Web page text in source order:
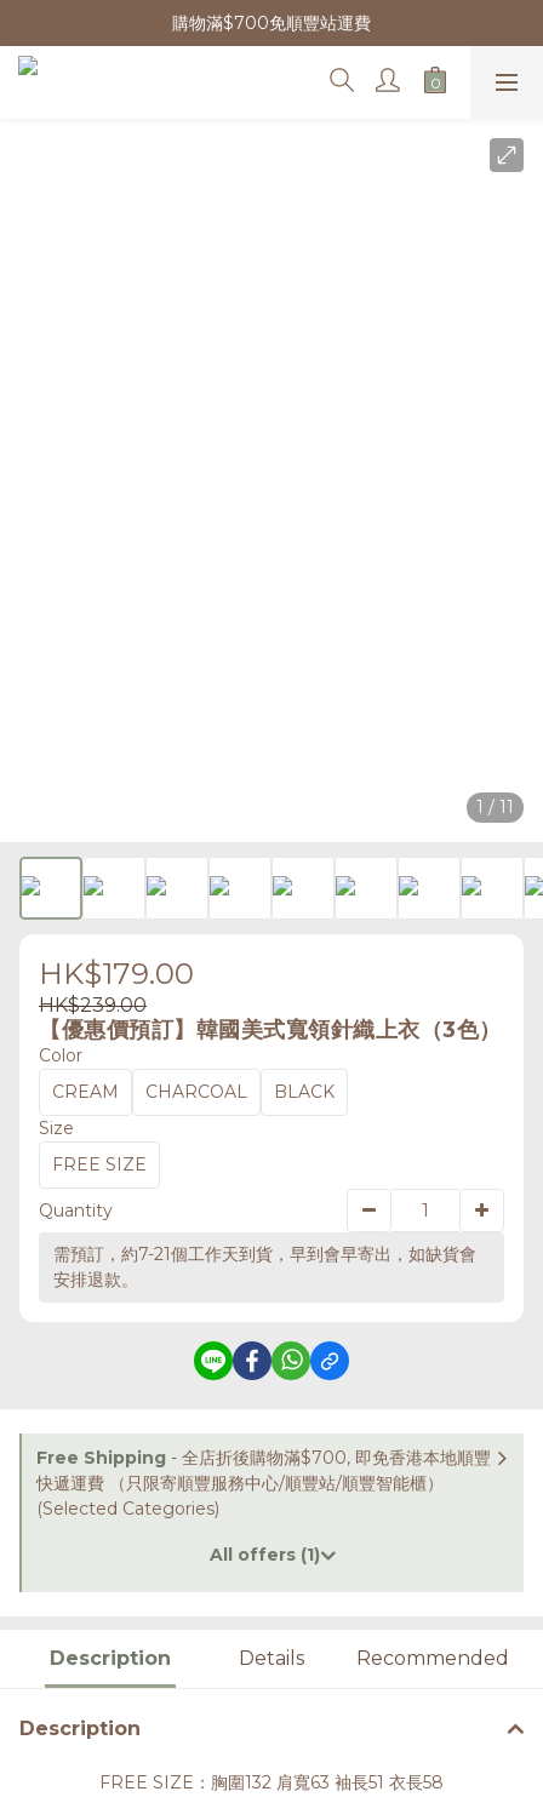
購物滿$700免順豐站運費
1 / 11
HK$179.00
HK$239.00
【優惠價預訂】韓國美式寬領針織上衣（3色）
Color
CREAM
CHARCOAL
BLACK
Size
FREE SIZE
Quantity
需預訂，約7-21個工作天到貨，早到會早寄出，如缺貨會
安排退款。
Free Shipping - 全店折後購物滿$700, 即免香港本地順豐
快遞運費 （只限寄順豐服務中心/順豐站/順豐智能櫃）
(Selected Categories)
All offers (1)
Description Details Recommended
Description
FREE SIZE：胸圍132 肩寬63 袖長51 衣長58